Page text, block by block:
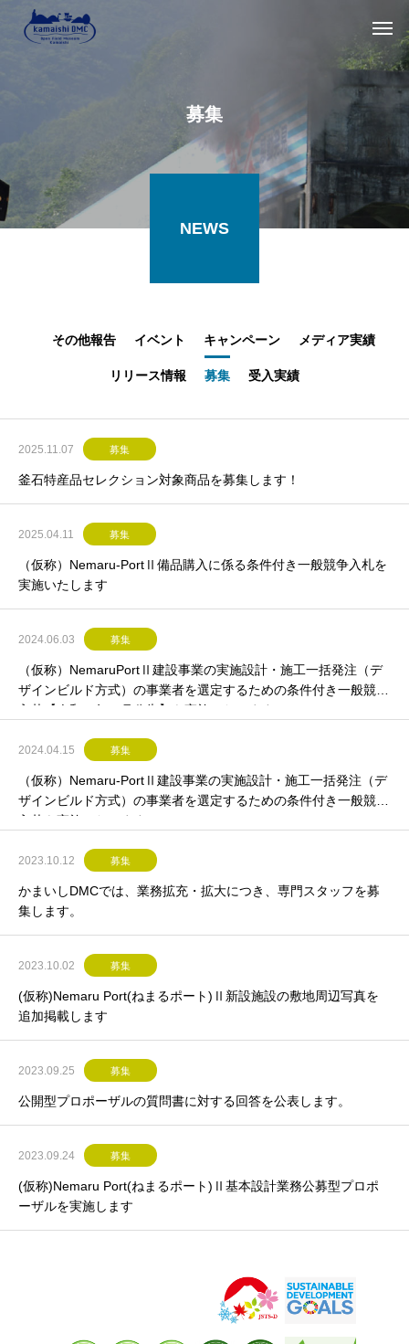
募集
NEWS
その他報告 イベント キャンペーン メディア実績
リリース情報 募集 受入実績
2025.11.07 募集
釜石特産品セレクション対象商品を募集します！
2025.04.11 募集
（仮称）Nemaru-PortⅡ備品購入に係る条件付き一般競争入札を
実施いたします
2024.06.03 募集
（仮称）NemaruPortⅡ建設事業の実施設計・施工一括発注（デ
ザインビルド方式）の事業者を選定するための条件付き一般競争
入札【令和６年６月公告】を実施いたします
2024.04.15 募集
（仮称）Nemaru-PortⅡ建設事業の実施設計・施工一括発注（デ
ザインビルド方式）の事業者を選定するための条件付き一般競争
入札を実施いたします。
2023.10.12 募集
かまいしDMCでは、業務拡充・拡大につき、専門スタッフを募
集します。
2023.10.02 募集
(仮称)Nemaru Port(ねまるポート)Ⅱ新設施設の敷地周辺写真を
追加掲載します
2023.09.25 募集
公開型プロポーザルの質問書に対する回答を公表します。
2023.09.24 募集
(仮称)Nemaru Port(ねまるポート)Ⅱ基本設計業務公募型プロポ
ーザルを実施します